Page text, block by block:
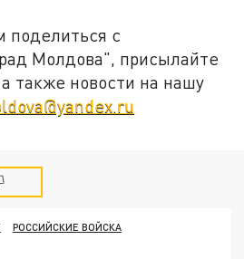
поделиться с
Молдова", присылайте
также новости на нашу
РОССИЙСКИЕ ВОЙСКА